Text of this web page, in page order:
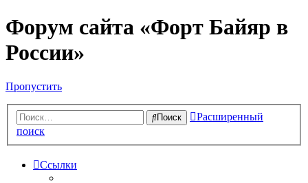
Форум сайта «Форт Байяр в
России»
Пропустить
Поиск
Расширенный
поиск
Ссылки